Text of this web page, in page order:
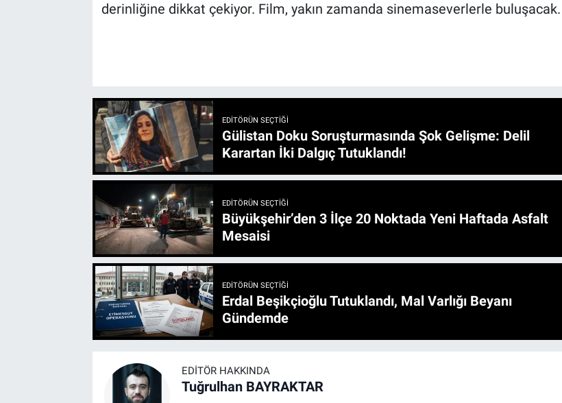
derinliğine dikkat çekiyor. Film, yakın zamanda sinemaseverlerle buluşacak.
EDITÖRÜN SEÇTIĞI
Gülistan Doku Soruşturmasında Şok Gelişme: Delil
Karartan İki Dalgıç Tutuklandı!
EDITÖRÜN SEÇTIĞI
Büyükşehir’den 3 İlçe 20 Noktada Yeni Haftada Asfalt
Mesaisi
EDITÖRÜN SEÇTIĞI
Erdal Beşikçioğlu Tutuklandı, Mal Varlığı Beyanı
Gündemde
EDITÖR HAKKINDA
Tuğrulhan BAYRAKTAR